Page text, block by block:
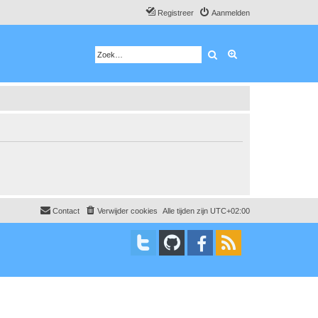
Aanmelden
Registreer
Zoek
Alle tijden zijn UTC+02:00
Verwijder cookies
Contact